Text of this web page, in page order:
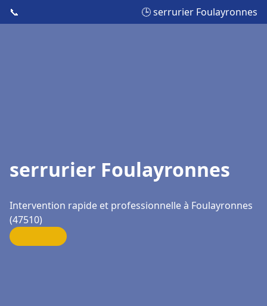
📞 🕒 serrurier Foulayronnes
serrurier Foulayronnes
Intervention rapide et professionnelle à Foulayronnes
(47510)